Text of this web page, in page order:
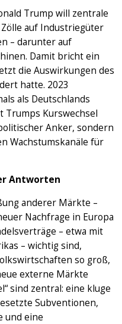
Trump will zentrale
auf Industriegüter
– darunter auf
Damit bricht ein
die Auswirkungen des
hatte. 2023
als Deutschlands
Kurswechsel
Anker, sondern
Wachstumskanäle für
Antworten
anderer Märkte –
Nachfrage in Europa
– etwa mit
– wichtig sind,
so groß,
externe Märkte
sind zentral: eine kluge
Subventionen,
und eine